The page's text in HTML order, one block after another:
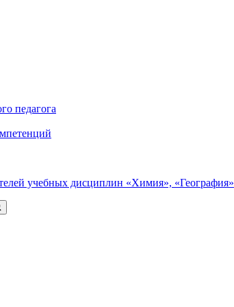
педагога
учебных дисциплин «Химия», «География»